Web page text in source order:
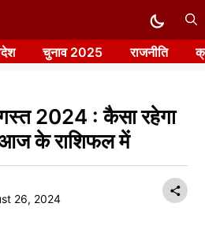
चुनाव 2025 राजनीति
2024 : कैसा रहेगा
के राशिफल में
26, 2024